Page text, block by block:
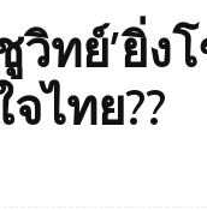
วิทย์’ยิ่
ไทย??